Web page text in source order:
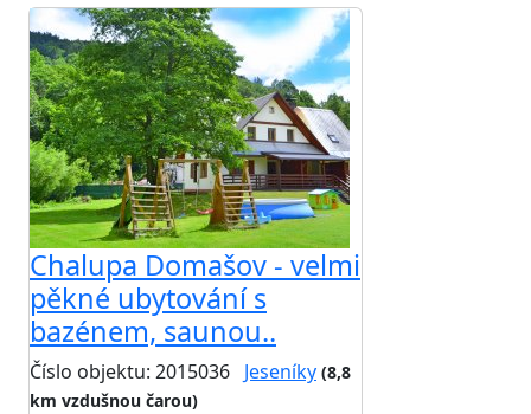
Chalupa Domašov - velmi
pěkné ubytování s
bazénem, saunou..
Číslo objektu: 2015036 Jeseníky (8,8
km vzdušnou čarou)